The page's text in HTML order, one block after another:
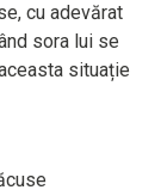
cu adevărat
sora lui se
situație